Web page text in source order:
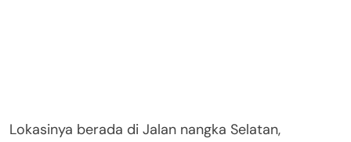
Lokasinya berada di Jalan nangka Selatan,